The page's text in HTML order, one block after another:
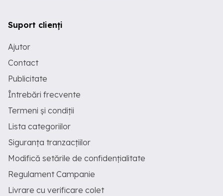
Suport clienți
Ajutor
Contact
Publicitate
Întrebări frecvente
Termeni și condiții
Lista categoriilor
Siguranța tranzacțiilor
Modifică setările de confidențialitate
Regulament Campanie
Livrare cu verificare colet